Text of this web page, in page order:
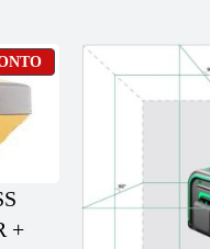
PRODOTTO
IN
+